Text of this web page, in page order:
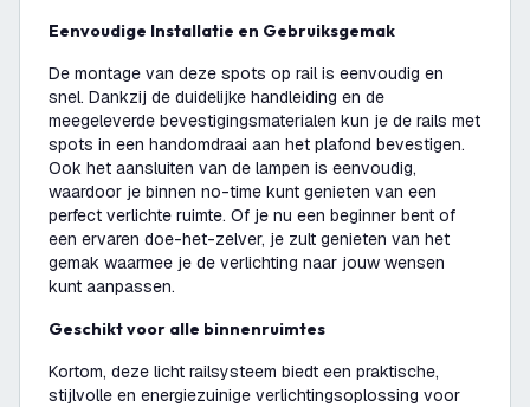
Eenvoudige Installatie en Gebruiksgemak
De montage van deze spots op rail is eenvoudig en
snel. Dankzij de duidelijke handleiding en de
meegeleverde bevestigingsmaterialen kun je de rails met
spots in een handomdraai aan het plafond bevestigen.
Ook het aansluiten van de lampen is eenvoudig,
waardoor je binnen no-time kunt genieten van een
perfect verlichte ruimte. Of je nu een beginner bent of
een ervaren doe-het-zelver, je zult genieten van het
gemak waarmee je de verlichting naar jouw wensen
kunt aanpassen.
Geschikt voor alle binnenruimtes
Kortom, deze licht railsysteem biedt een praktische,
stijlvolle en energiezuinige verlichtingsoplossing voor